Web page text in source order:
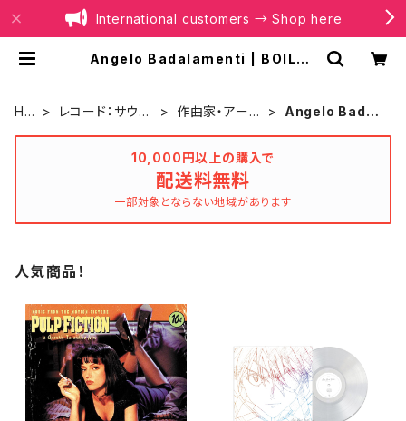
International customers → Shop here
Angelo Badalamenti | BOILER
HO
レコード：サウン
作曲家・アーテ
Angelo Badal
10,000円以上の購入で
配送料無料
一部対象とならない地域があります
人気商品！